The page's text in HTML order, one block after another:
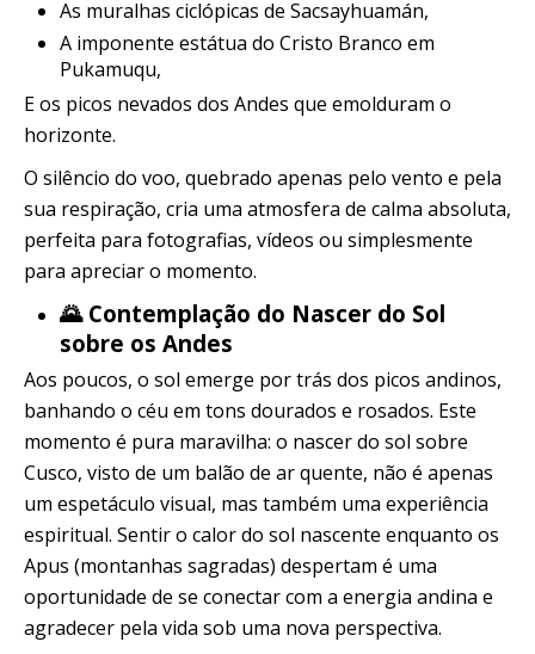
As muralhas ciclópicas de Sacsayhuamán,
A imponente estátua do Cristo Branco em
Pukamuqu,
E os picos nevados dos Andes que emolduram o
horizonte.
O silêncio do voo, quebrado apenas pelo vento e pela
sua respiração, cria uma atmosfera de calma absoluta,
perfeita para fotografias, vídeos ou simplesmente
para apreciar o momento.
🌄 Contemplação do Nascer do Sol
sobre os Andes
Aos poucos, o sol emerge por trás dos picos andinos,
banhando o céu em tons dourados e rosados. Este
momento é pura maravilha: o nascer do sol sobre
Cusco, visto de um balão de ar quente, não é apenas
um espetáculo visual, mas também uma experiência
espiritual. Sentir o calor do sol nascente enquanto os
Apus (montanhas sagradas) despertam é uma
oportunidade de se conectar com a energia andina e
agradecer pela vida sob uma nova perspectiva.